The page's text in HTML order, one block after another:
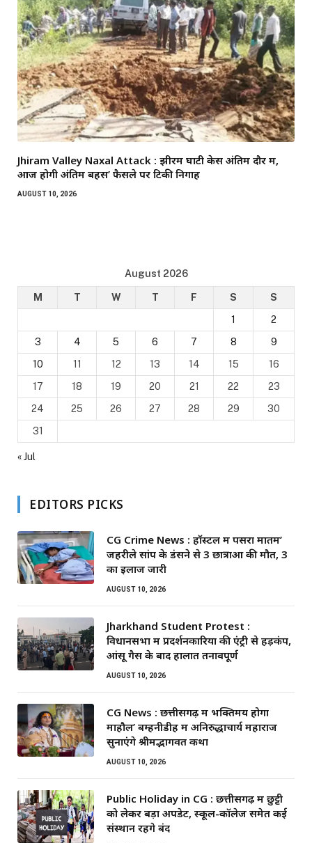
Jhiram Valley Naxal Attack : झीरम घाटी केस अंतिम दौर में,
आज होगी अंतिम बहस’ फैसले पर टिकी निगाहें
AUGUST 10, 2026
August 2026
M T W T F S
S
1
2
3
4 5 6 7 8
9
10
11 12 13 14 15
16
17
18 19 20 21 22
23
24
25 26 27 28 29
30
31
« Jul
EDITORS PICKS
CG Crime News : हॉस्टल में पसरा मातम’
जहरीले सांप के डंसने से 3 छात्राओं की मौत, 3
का इलाज जारी
AUGUST 10, 2026
Jharkhand Student Protest :
विधानसभा में प्रदर्शनकारियों की एंट्री से हड़कंप,
आंसू गैस के बाद हालात तनावपूर्ण
AUGUST 10, 2026
CG News : छत्तीसगढ़ में भक्तिमय होगा
माहौल’ बम्हनीडीह में अनिरुद्धाचार्य महाराज
सुनाएंगे श्रीमद्भागवत कथा
AUGUST 10, 2026
Public Holiday in CG : छत्तीसगढ़ में छुट्टी
को लेकर बड़ा अपडेट, स्कूल-कॉलेज समेत कई
संस्थान रहेंगे बंद